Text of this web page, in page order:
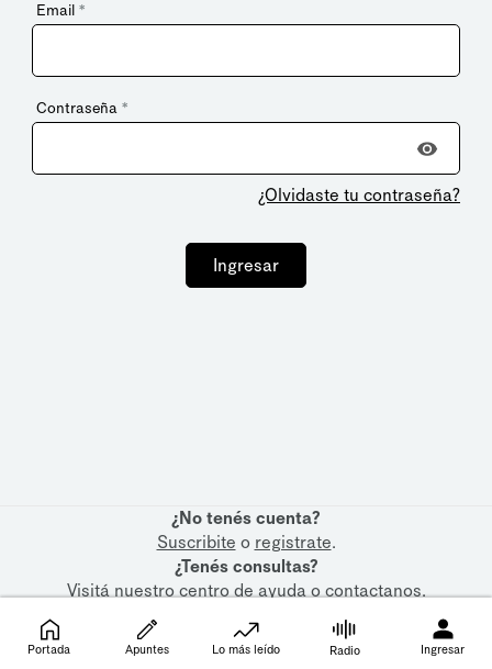
Email *
Contraseña *
¿Olvidaste tu contraseña?
Ingresar
¿No tenés cuenta?
Suscribite o registrate.
¿Tenés consultas?
Visitá nuestrocentro de ayudaocontactanos.
Portada Apuntes Lo más leído Radio Ingresar